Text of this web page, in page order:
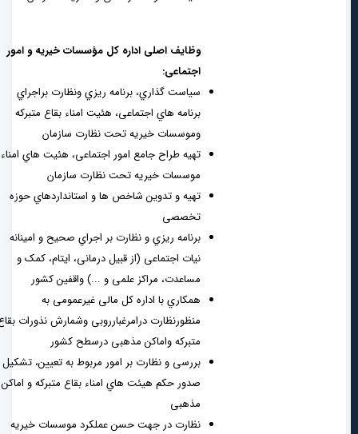
وظایف اصلی اداره کل مؤسسات خیریه و امور
اجتماعی:
سیاست گذاري، برنامه ریزي ونظارت براجراي
برنامه هاي اجتماعی، هئیت امناء بقاع متبرکه
وموسسات خیریه تحت نظارت سازمان
تهیه طراح جامع امور اجتماعی، هئیت هاي امناء و
موسسات خیریه تحت نظارت سازمان
تهیه و تدوین شاخص ها و استانداردهاي حوزه
تخصصی
برنامه ریزي و نظارت بر اجراي صحیح و امینانه
نیات اجتماعی (از قبیل درمانی، ایتام، کمک و
مساعدت، مراکز علمی و ...) واقفین کشور
همکاري با اداره کل مالی غیرعمومی به
منظورنظارت درامرغبارروبی وشمارش نذورات بقاع
متبرکه واماکن مذهبی درسطح کشور
بررسی و نظارت بر امور مربوط به تعیین، تشکیل و
صدور حکم هیئت هاي امناء بقاع متبرکه و اماکن
مذهبی
نظارت در جهت حسن عملکرد موسسات خیریه